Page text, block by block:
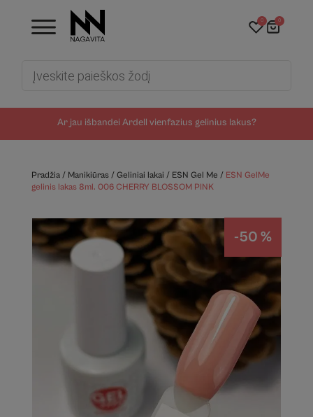
Ar jau išbandei Ardell vienfazius gelinius lakus?
0 0
Pradžia/ Manikiūras/ Geliniai lakai / ESN Gel Me / ESN GelMe
gelinis lakas 8ml. 006 CHERRY BLOSSOM PINK
-50 %